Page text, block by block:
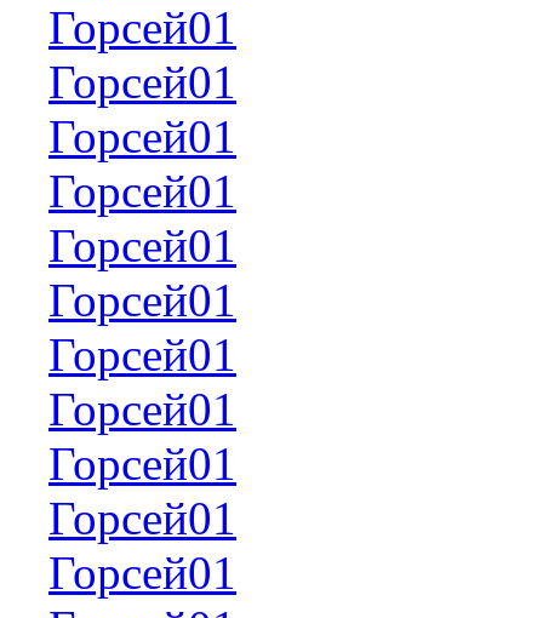
Горсей01
Горсей01
Горсей01
Горсей01
Горсей01
Горсей01
Горсей01
Горсей01
Горсей01
Горсей01
Горсей01